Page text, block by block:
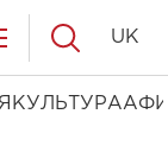
КУЛЬТУРА
UK